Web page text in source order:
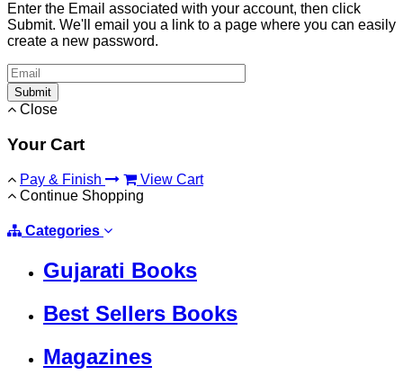
Enter the Email associated with your account, then click
Submit. We'll email you a link to a page where you can easily
create a new password.
Submit
Close
Your Cart
Pay & Finish
View Cart
Continue Shopping
Categories
Gujarati Books
Best Sellers Books
Magazines